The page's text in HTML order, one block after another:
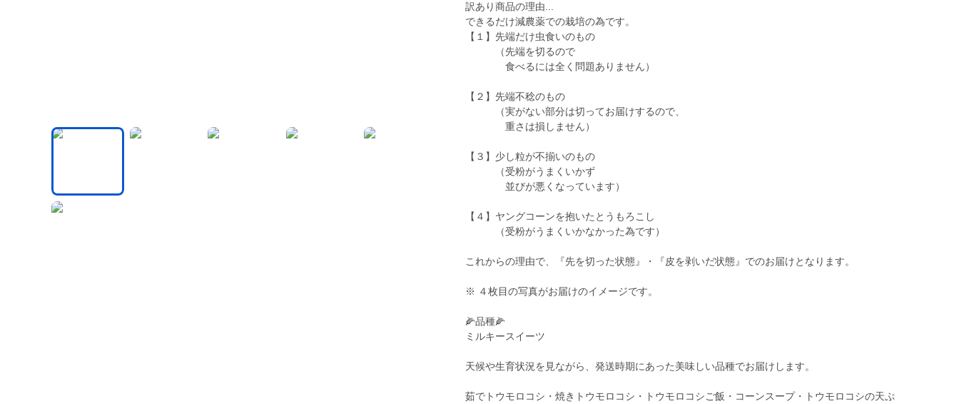
訳あり商品の理由...
できるだけ減農薬での栽培の為です。
【１】先端だけ虫食いのもの
（先端を切るので
食べるには全く問題ありません）
【２】先端不稔のもの
（実がない部分は切ってお届けするので、
重さは損しません）
【３】少し粒が不揃いのもの
（受粉がうまくいかず
並びが悪くなっています）
【４】ヤングコーンを抱いたとうもろこし
（受粉がうまくいかなかった為です）
これからの理由で、『先を切った状態』・『皮を剥いだ状態』でのお届けとなります。
※ ４枚目の写真がお届けのイメージです。
🌽品種🌽
ミルキースイーツ
天候や生育状況を見ながら、発送時期にあった美味しい品種でお届けします。
茹でトウモロコシ・焼きトウモロコシ・トウモロコシご飯・コーンスープ・トウモロコシの天ぷ